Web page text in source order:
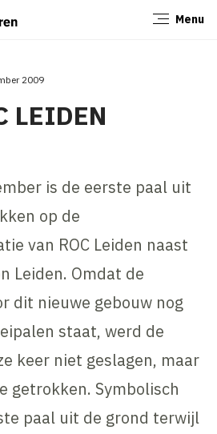
Menu
2009
LEIDEN
is de eerste paal uit
op de
van ROC Leiden naast
Leiden. Omdat de
dit nieuwe gebouw nog
staat, werd de
keer niet geslagen, maar
getrokken. Symbolisch
paal uit de grond terwijl
Sluiten